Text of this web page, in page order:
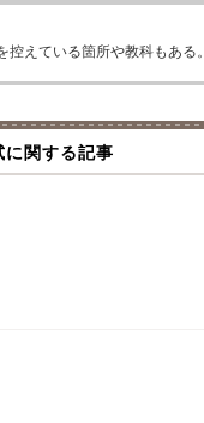
えている箇所や教科もある。
に関する記事